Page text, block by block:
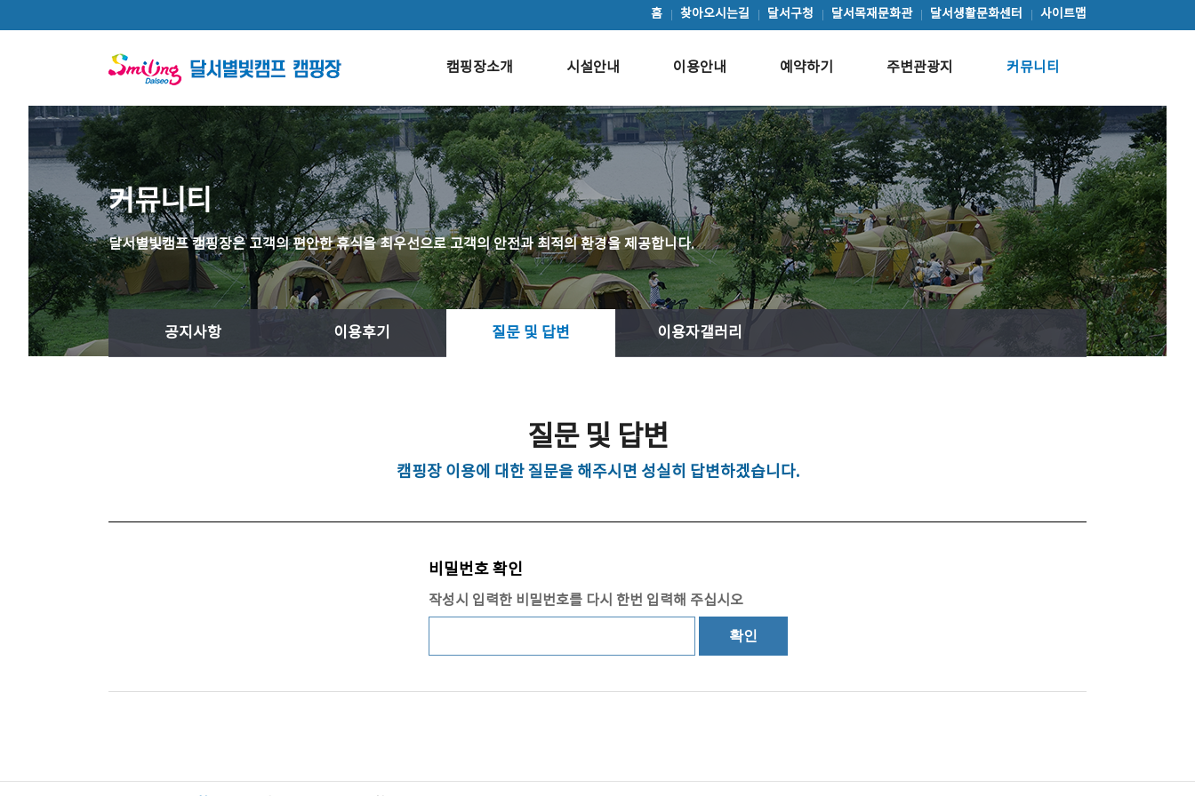
홈 찾아오시는길 달서구청 달서목재문화관 달서생활문화센터 사이트맵
캠핑장소개 시설안내 이용안내 예약하기 주변관광지 커뮤니티
커뮤니티
달서별빛캠프 캠핑장은 고객의 편안한 휴식을 최우선으로 고객의 안전과 최적의 환경을 제공합니다.
공지사항 이용후기 질문 및 답변 이용자갤러리
질문 및 답변
캠핑장 이용에 대한 질문을 해주시면 성실히 답변하겠습니다.
비밀번호 확인
작성시 입력한 비밀번호를 다시 한번 입력해 주십시오
확인